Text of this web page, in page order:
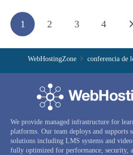
1 2 3 4
WebHostingZone conferencia de
We provide managed infrastructure for
platforms. Our team deploys and supports
solutions including LMS systems and
fully optimized for performance, security,